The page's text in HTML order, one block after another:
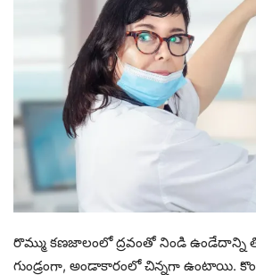
రొమ్ము కణజాలంలో ద్రవంతో నిండి ఉండేదాన్ని
గుండ్రంగా, అండాకారంలో చిన్నగా ఉంటాయి.